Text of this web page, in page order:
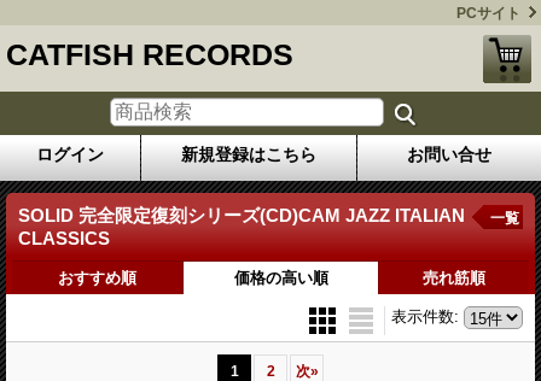
PCサイト
CATFISH RECORDS
ログイン 新規登録はこちら お問い合せ
SOLID 完全限定復刻シリーズ(CD)CAM JAZZ ITALIAN
CLASSICS
一覧
おすすめ順 価格の高い順 売れ筋順
表示件数:
1 2 次»